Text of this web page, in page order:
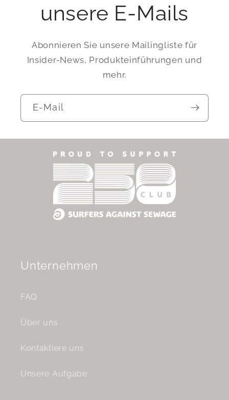
unsere E-Mails
Abonnieren Sie unsere Mailingliste für
Insider-News, Produkteinführungen und
mehr.
E-Mail
Unternehmen
FAQ
Über uns
Kontaktiere uns
Unsere Aufgabe